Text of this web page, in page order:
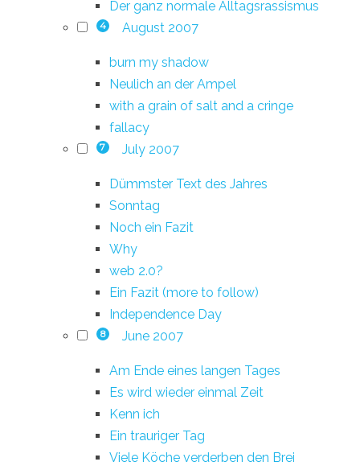
Der ganz normale Alltagsrassismus
4 August 2007
burn my shadow
Neulich an der Ampel
with a grain of salt and a cringe
fallacy
7 July 2007
Dümmster Text des Jahres
Sonntag
Noch ein Fazit
Why
web 2.0?
Ein Fazit (more to follow)
Independence Day
8 June 2007
Am Ende eines langen Tages
Es wird wieder einmal Zeit
Kenn ich
Ein trauriger Tag
Viele Köche verderben den Brei